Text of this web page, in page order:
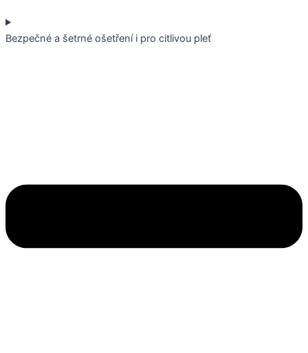
Bezpečné a šetrné ošetření i pro citlivou pleť